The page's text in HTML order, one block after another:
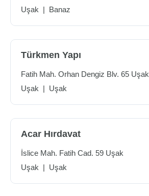
Uşak | Banaz
Türkmen Yapı
Fatih Mah. Orhan Dengiz Blv. 65 Uşak
Uşak | Uşak
Acar Hırdavat
İslice Mah. Fatih Cad. 59 Uşak
Uşak | Uşak